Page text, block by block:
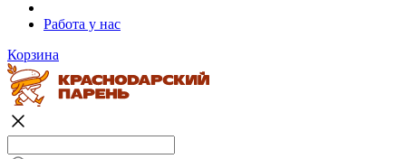
Работа у нас
Корзина